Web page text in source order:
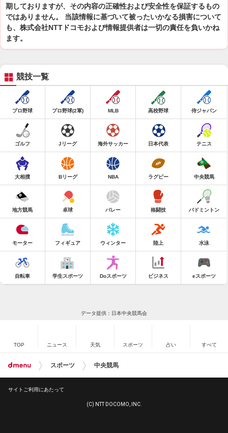
期しておりますが、その内容の正確性および安全性を保証するもの
ではありません。 当該情報に基づいて被ったいかなる損害について
も、株式会社NTTドコモおよび情報提供者は一切の責任を負いかね
ます。
競技一覧
プロ野球 プロ野球(2軍) MLB 高校野球 侍ジャパン
ゴルフ Jリーグ 海外サッカー 日本代表 テニス
大相撲 Bリーグ NBA ラグビー 中央競馬
地方競馬 卓球 バレー 格闘技 バドミントン
モーター フィギュア ウィンター 陸上 水泳
自転車 学生スポーツ Doスポーツ ビジネス eスポーツ
データ提供：日本中央競馬会
TOP ニュース 天気 スポーツ 占い すべて
スポーツ 中央競馬
サイトご利用にあたって
(C) NTT DOCOMO, INC.